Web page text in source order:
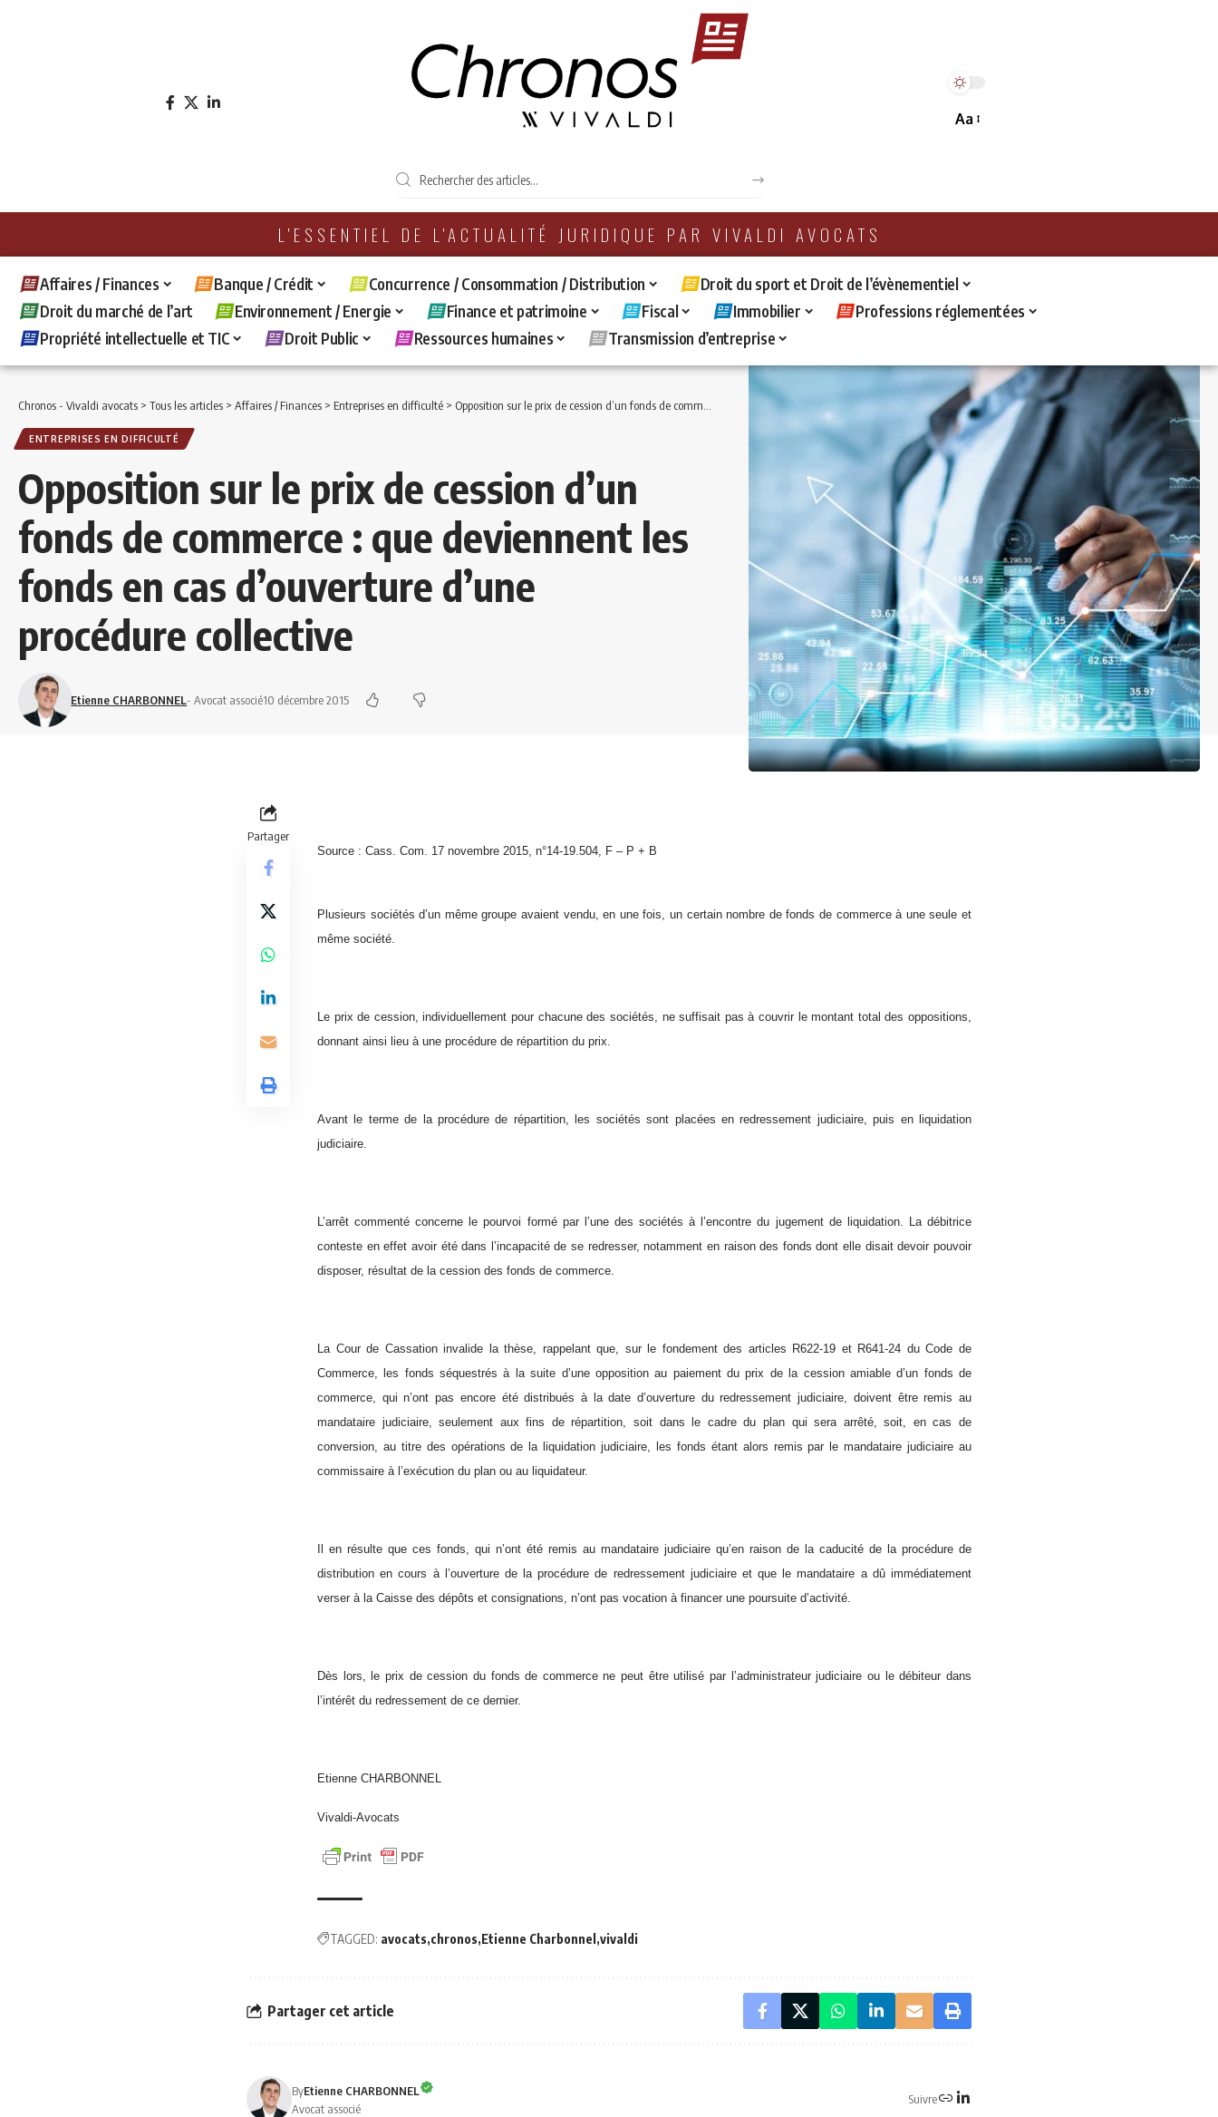
Aa
L'ESSENTIEL DE L'ACTUALITÉ JURIDIQUE PAR VIVALDI AVOCATS
Affaires / Finances Banque / Crédit Concurrence / Consommation / Distribution
Droit du sport et Droit de l’évènementiel
Droit du marché de l’art
Environnement / Energie Finance et patrimoine Fiscal Immobilier
Professions réglementées
Propriété intellectuelle et TIC
Droit Public Ressources humaines Transmission d’entreprise
Chronos - Vivaldi avocats > Tous les articles > Affaires / Finances > Entreprises en difficulté > Opposition sur le prix de cession d’un fonds de commerce : que deviennent les fonds en cas d’ouverture d’une procédure collective
ENTREPRISES EN DIFFICULTÉ
Opposition sur le prix de cession d’un
fonds de commerce : que deviennent les
fonds en cas d’ouverture d’une
procédure collective
Etienne CHARBONNEL- Avocat associé10 décembre 2015
Partager
Source : Cass. Com. 17 novembre 2015, n°14-19.504, F – P + B
Plusieurs sociétés d’un même groupe avaient vendu, en une fois, un certain nombre de fonds de commerce à une seule et
même société.
Le prix de cession, individuellement pour chacune des sociétés, ne suffisait pas à couvrir le montant total des oppositions,
donnant ainsi lieu à une procédure de répartition du prix.
Avant le terme de la procédure de répartition, les sociétés sont placées en redressement judiciaire, puis en liquidation
judiciaire.
L’arrêt commenté concerne le pourvoi formé par l’une des sociétés à l’encontre du jugement de liquidation. La débitrice
conteste en effet avoir été dans l’incapacité de se redresser, notamment en raison des fonds dont elle disait devoir pouvoir
disposer, résultat de la cession des fonds de commerce.
La Cour de Cassation invalide la thèse, rappelant que, sur le fondement des articles R622-19 et R641-24 du Code de
Commerce, les fonds séquestrés à la suite d’une opposition au paiement du prix de la cession amiable d’un fonds de
commerce, qui n’ont pas encore été distribués à la date d’ouverture du redressement judiciaire, doivent être remis au
mandataire judiciaire, seulement aux fins de répartition, soit dans le cadre du plan qui sera arrêté, soit, en cas de
conversion, au titre des opérations de la liquidation judiciaire, les fonds étant alors remis par le mandataire judiciaire au
commissaire à l’exécution du plan ou au liquidateur.
Il en résulte que ces fonds, qui n’ont été remis au mandataire judiciaire qu’en raison de la caducité de la procédure de
distribution en cours à l’ouverture de la procédure de redressement judiciaire et que le mandataire a dû immédiatement
verser à la Caisse des dépôts et consignations, n’ont pas vocation à financer une poursuite d’activité.
Dès lors, le prix de cession du fonds de commerce ne peut être utilisé par l’administrateur judiciaire ou le débiteur dans
l’intérêt du redressement de ce dernier.
Etienne CHARBONNEL
Vivaldi-Avocats
TAGGED: avocats chronos Etienne Charbonnel vivaldi
Partager cet article
ByEtienne CHARBONNEL
Avocat associé
Suivre